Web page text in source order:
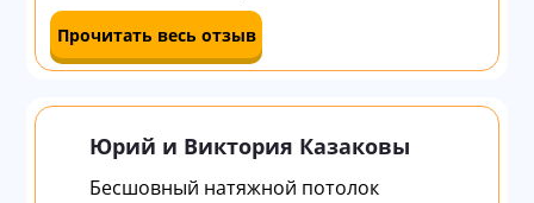
Прочитать весь отзыв
Юрий и Виктория Казаковы
Бесшовный натяжной потолок